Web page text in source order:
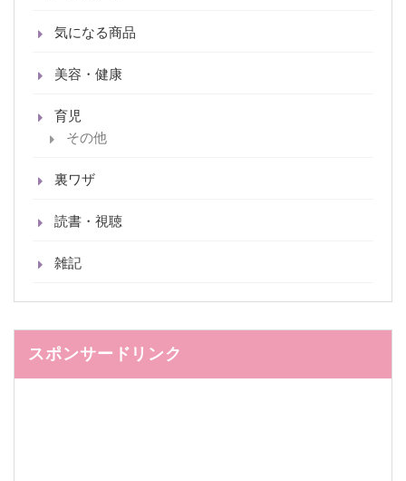
気になる商品
美容・健康
育児
その他
裏ワザ
読書・視聴
雑記
スポンサードリンク